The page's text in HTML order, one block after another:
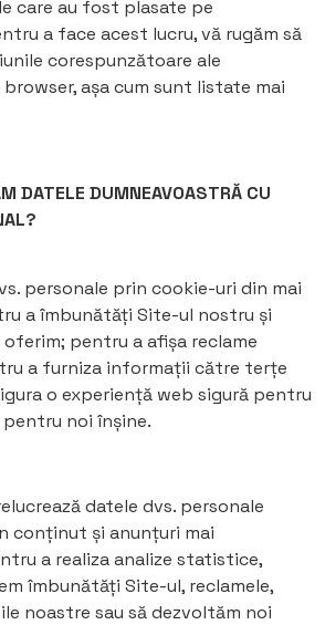
care au fost plasate pe
a face acest lucru, vă rugăm să
corespunzătoare ale
așa cum sunt listate mai
DATELE DUMNEAVOASTRĂ CU
personale prin cookie-uri din mai
a îmbunătăți Site-ul nostru și
pentru a afișa reclame
a furniza informații către terțe
o experiență web sigură pentru
noi înșine.
datele dvs. personale
conținut și anunțuri mai
a realiza analize statistice,
îmbunătăți Site-ul, reclamele,
noastre sau să dezvoltăm noi